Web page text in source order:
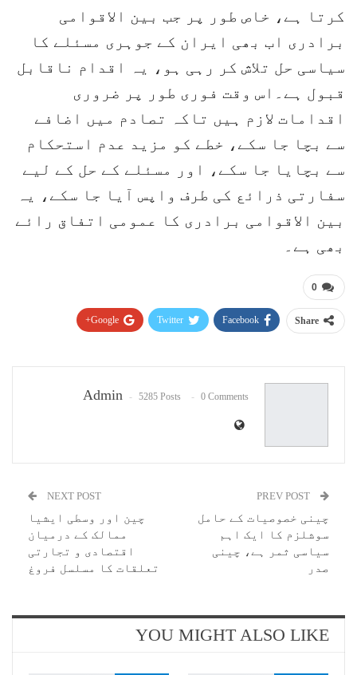
کرتا ہے، خاص طور پر جب بین الاقوامی
برادری اب بھی ایران کے جوہری مسئلے کا
سیاسی حل تلاش کر رہی ہو، یہ اقدام ناقابل
قبول ہے۔اس وقت فوری طور پر ضروری
اقدامات لازم ہیں تاکہ تصادم میں اضافے
سے بچا جا سکے، خطے کو مزید عدم استحکام
سے بچایا جا سکے، اور مسئلے کے حل کے لیے
سفارتی ذرائع کی طرف واپس آیا جا سکے، یہ
بین الاقوامی برادری کا عمومی اتفاق رائے
بھی ہے۔
0
Share
Facebook
Twitter
Google+
Admin 5285 Posts 0 Comments
چینی خصوصیات کے حامل
سوشلزم کا ایک اہم
سیاسی ثمر ہے، چینی
صدر
NEXT POST
چین اور وسطی ایشیا
ممالک کے درمیان
اقتصادی و تجارتی
تعلقات کا مسلسل فروغ
YOU MIGHT ALSO LIKE